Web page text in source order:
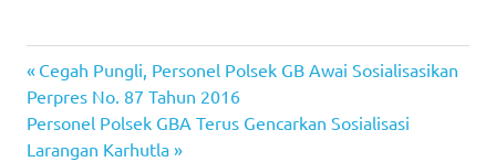
Post
navigation
Previous
Post:
Cegah Pungli, Personel Polsek GB Awai Sosialisasikan
Perpres No. 87 Tahun 2016
Next
Post:
Personel Polsek GBA Terus Gencarkan Sosialisasi
Larangan Karhutla